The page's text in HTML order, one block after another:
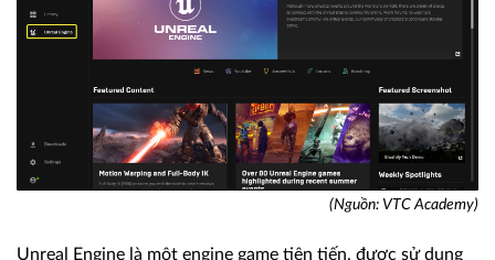
(Nguồn: VTC Academy)
Unreal Engine là một engine game tiên tiến, được sử dụng